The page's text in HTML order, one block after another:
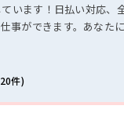
います！日払い対応、
事ができます。あなた
件)